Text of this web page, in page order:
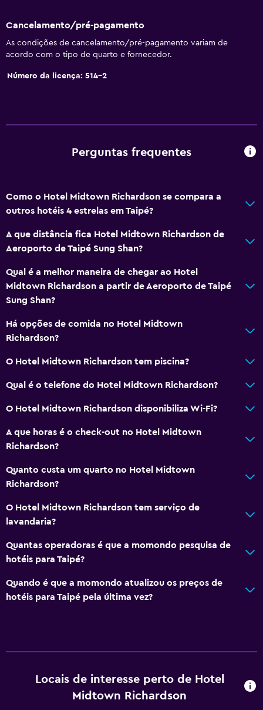
Cancelamento/pré-pagamento
As condições de cancelamento/pré-pagamento variam de
acordo com o tipo de quarto e fornecedor.
Número da licença: 514-2
Perguntas frequentes
Como o Hotel Midtown Richardson se compara a
outros hotéis 4 estrelas em Taipé?
A que distância fica Hotel Midtown Richardson de
Aeroporto de Taipé Sung Shan?
Qual é a melhor maneira de chegar ao Hotel
Midtown Richardson a partir de Aeroporto de Taipé
Sung Shan?
Há opções de comida no Hotel Midtown
Richardson?
O Hotel Midtown Richardson tem piscina?
Qual é o telefone do Hotel Midtown Richardson?
O Hotel Midtown Richardson disponibiliza Wi-Fi?
A que horas é o check-out no Hotel Midtown
Richardson?
Quanto custa um quarto no Hotel Midtown
Richardson?
O Hotel Midtown Richardson tem serviço de
lavandaria?
Quantas operadoras é que a momondo pesquisa de
hotéis para Taipé?
Quando é que a momondo atualizou os preços de
hotéis para Taipé pela última vez?
Locais de interesse perto de Hotel
Midtown Richardson